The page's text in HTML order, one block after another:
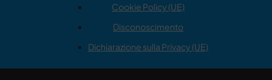
Cookie Policy (UE)
Disconoscimento
Dichiarazione sulla Privacy (UE)